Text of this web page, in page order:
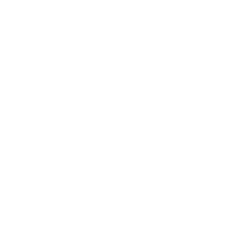
个组合，很明显会处于竞